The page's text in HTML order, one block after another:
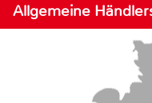
Allgemeine